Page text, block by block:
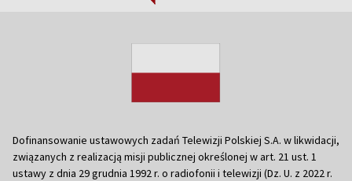
Dofinansowanie ustawowych zadań Telewizji Polskiej S.A. w likwidacji,
związanych z realizacją misji publicznej określonej w art. 21 ust. 1
ustawy z dnia 29 grudnia 1992 r. o radiofonii i telewizji (Dz. U. z 2022 r.